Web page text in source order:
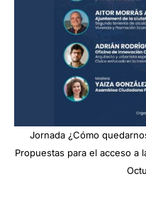
Jornada ¿Cómo
Propuestas para el acceso a